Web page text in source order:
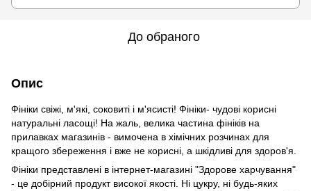
До обраного
Опис
Фініки свіжі, м'які, соковиті і м'ясисті! Фініки- чудові корисні
натуральні ласощі! На жаль, велика частина фініків на
прилавках магазинів - вимочена в хімічних розчинах для
кращого збереження і вже не корисні, а шкідливі для здоров'я.
Фініки представлені в інтернет-магазині "Здорове харчування"
- це добірний продукт високої якості. Ні цукру, ні будь-яких